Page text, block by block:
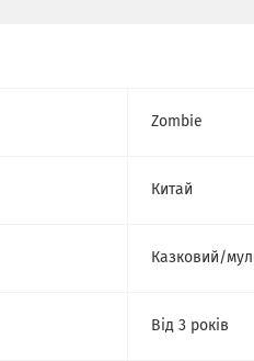
Zombie
Китай
Казковий/
Від 3 років